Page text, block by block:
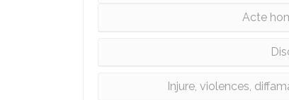
Acte
Injure, violences,